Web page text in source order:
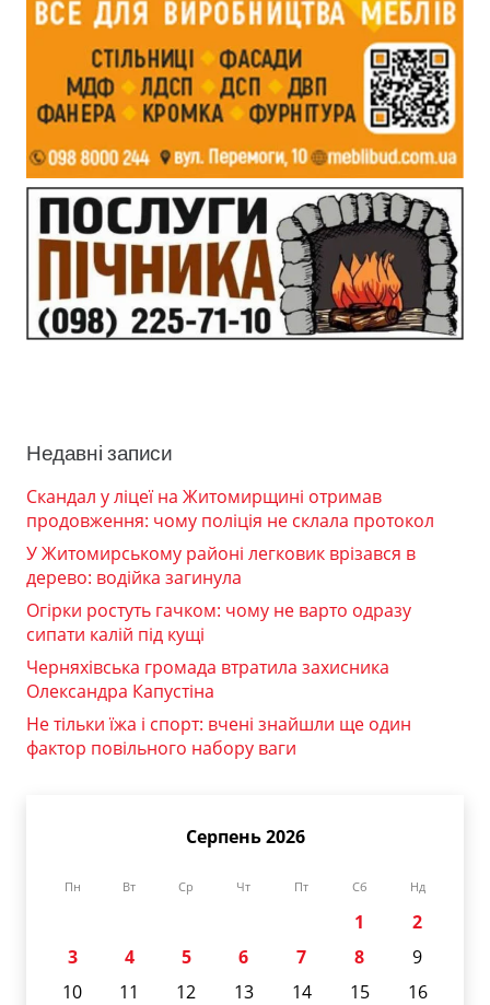
Недавні записи
Скандал у ліцеї на Житомирщині отримав
продовження: чому поліція не склала протокол
У Житомирському районі легковик врізався в
дерево: водійка загинула
Огірки ростуть гачком: чому не варто одразу
сипати калій під кущі
Черняхівська громада втратила захисника
Олександра Капустіна
Не тільки їжа і спорт: вчені знайшли ще один
фактор повільного набору ваги
Серпень 2026
Пн Вт Ср Чт Пт Сб Нд
1
2
3
4 5 6 7 8
9
10
11 12 13 14 15
16